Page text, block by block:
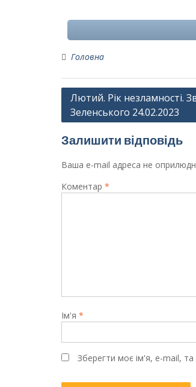
Головна
Навігація
записів
Лютий. Рік незламності.
Зеленського 24.02.2023
Залишити відповідь
Ваша e-mail адреса не
Коментар *
Ім'я *
Зберегти моє ім'я, e-mail,